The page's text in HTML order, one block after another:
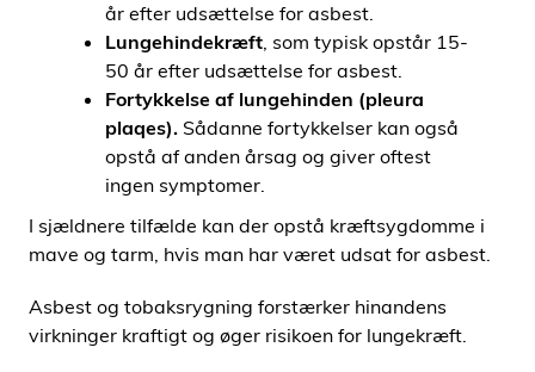
år efter udsættelse for asbest.
Lungehindekræft, som typisk opstår 15-
50 år efter udsættelse for asbest.
Fortykkelse af lungehinden (pleura
plaqes). Sådanne fortykkelser kan også
opstå af anden årsag og giver oftest
ingen symptomer.
I sjældnere tilfælde kan der opstå kræftsygdomme i
mave og tarm, hvis man har været udsat for asbest.
Asbest og tobaksrygning forstærker hinandens
virkninger kraftigt og øger risikoen for lungekræft.